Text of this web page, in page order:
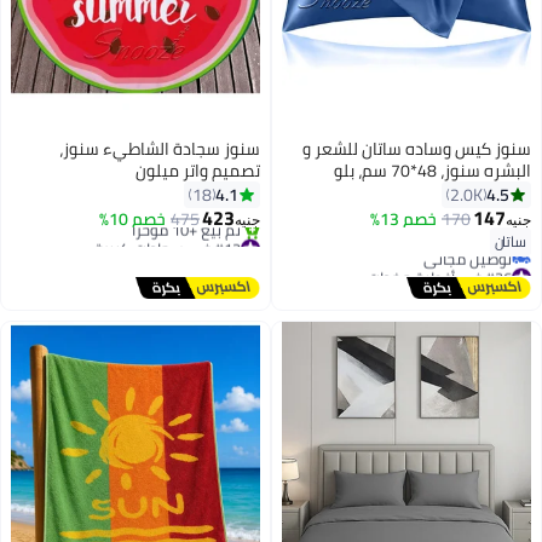
18
سنوز كيس وساده ساتان للشعر و
البشره سنوز، 48*70 سم، بلو
4.5
2.0K
جنيه147
170 خصم 13%
ساتان
#26 في أغطية مخدات
أقل سعر في 7 يوم
توصيل مجاني
#26 في أغطية مخدات
سنوز سجادة الشاطيء سنوز،
تصميم واتر ميلون
4.1
18
جنيه423
475خصم 10%
#12 في سجادات كبيرة
توصيل مجاني
تم بيع +10 مؤخرًا
#12 في سجادات كبيرة